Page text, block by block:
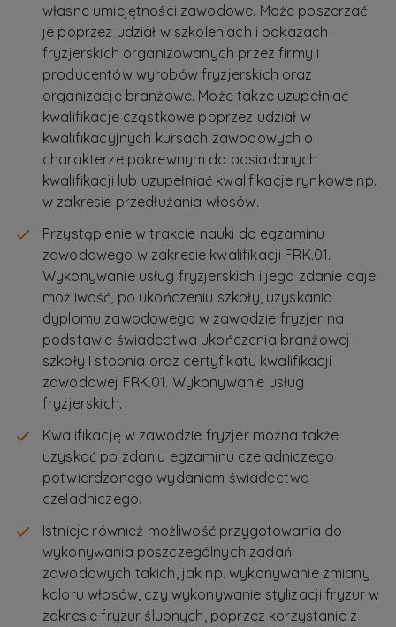
własne umiejętności zawodowe. Może poszerzać
je poprzez udział w szkoleniach i pokazach
fryzjerskich organizowanych przez firmy i
producentów wyrobów fryzjerskich oraz
organizacje branżowe. Może także uzupełniać
kwalifikacje cząstkowe poprzez udział w
kwalifikacyjnych kursach zawodowych o
charakterze pokrewnym do posiadanych
kwalifikacji lub uzupełniać kwalifikacje rynkowe np.
w zakresie przedłużania włosów.
Przystąpienie w trakcie nauki do egzaminu
zawodowego w zakresie kwalifikacji FRK.01.
Wykonywanie usług fryzjerskich i jego zdanie daje
możliwość, po ukończeniu szkoły, uzyskania
dyplomu zawodowego w zawodzie fryzjer na
podstawie świadectwa ukończenia branżowej
szkoły I stopnia oraz certyfikatu kwalifikacji
zawodowej FRK.01. Wykonywanie usług
fryzjerskich.
Kwalifikację w zawodzie fryzjer można także
uzyskać po zdaniu egzaminu czeladniczego
potwierdzonego wydaniem świadectwa
czeladniczego.
Istnieje również możliwość przygotowania do
wykonywania poszczególnych zadań
zawodowych takich, jak np. wykonywanie zmiany
koloru włosów, czy wykonywanie stylizacji fryzur w
zakresie fryzur ślubnych, poprzez korzystanie z